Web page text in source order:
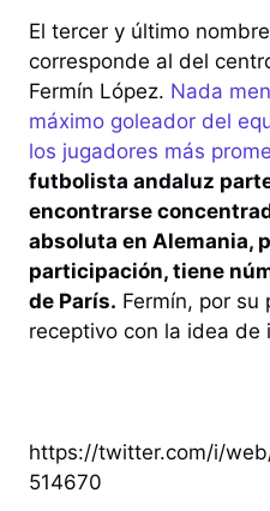
El tercer y último
corresponde al del
Fermín López. Nada
máximo goleador del
los jugadores más
futbolista andaluz
encontrarse
absoluta en Alemania,
participación, tiene
de París. Fermín, por
receptivo con la idea de
https://twitter.com/i/
514670